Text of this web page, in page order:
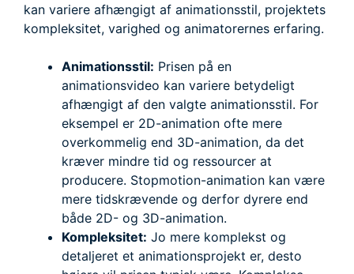
kan variere afhængigt af animationsstil, projektets
kompleksitet, varighed og animatorernes erfaring.
Animationsstil: Prisen på en
animationsvideo kan variere betydeligt
afhængigt af den valgte animationsstil. For
eksempel er 2D-animation ofte mere
overkommelig end 3D-animation, da det
kræver mindre tid og ressourcer at
producere. Stopmotion-animation kan være
mere tidskrævende og derfor dyrere end
både 2D- og 3D-animation.
Kompleksitet: Jo mere komplekst og
detaljeret et animationsprojekt er, desto